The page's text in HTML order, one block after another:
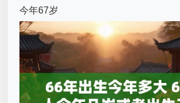
今年67岁